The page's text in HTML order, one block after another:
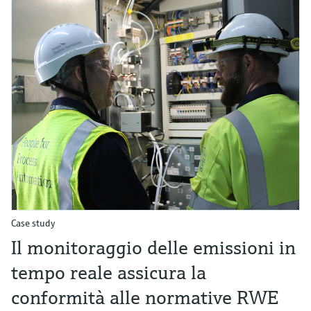
Case study
Il monitoraggio delle emissioni in
tempo reale assicura la
conformità alle normative RWE